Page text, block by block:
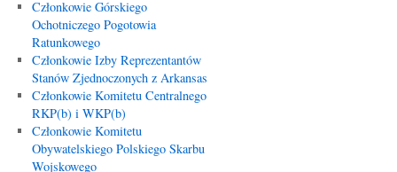
Członkowie Górskiego
Ochotniczego Pogotowia
Ratunkowego
Członkowie Izby Reprezentantów
Stanów Zjednoczonych z Arkansas
Członkowie Komitetu Centralnego
RKP(b) i WKP(b)
Członkowie Komitetu
Obywatelskiego Polskiego Skarbu
Wojskowego